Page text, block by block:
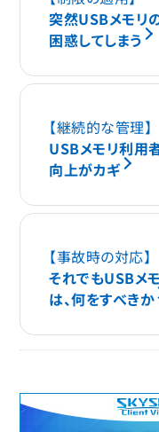
突然USBメモリ
困惑してしまう
【継続的な管理】
USBメモリ利用
向上がカギ
【事故時の対応】
それでもUSBメ
は、何をすべきか